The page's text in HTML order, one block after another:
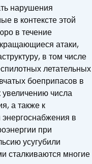
нарушения
в контексте этой
в течение
атаки,
в том числе
летательных
боеприпасов в
увеличению числа
а также к
в
при
усугубили
сталкиваются многие